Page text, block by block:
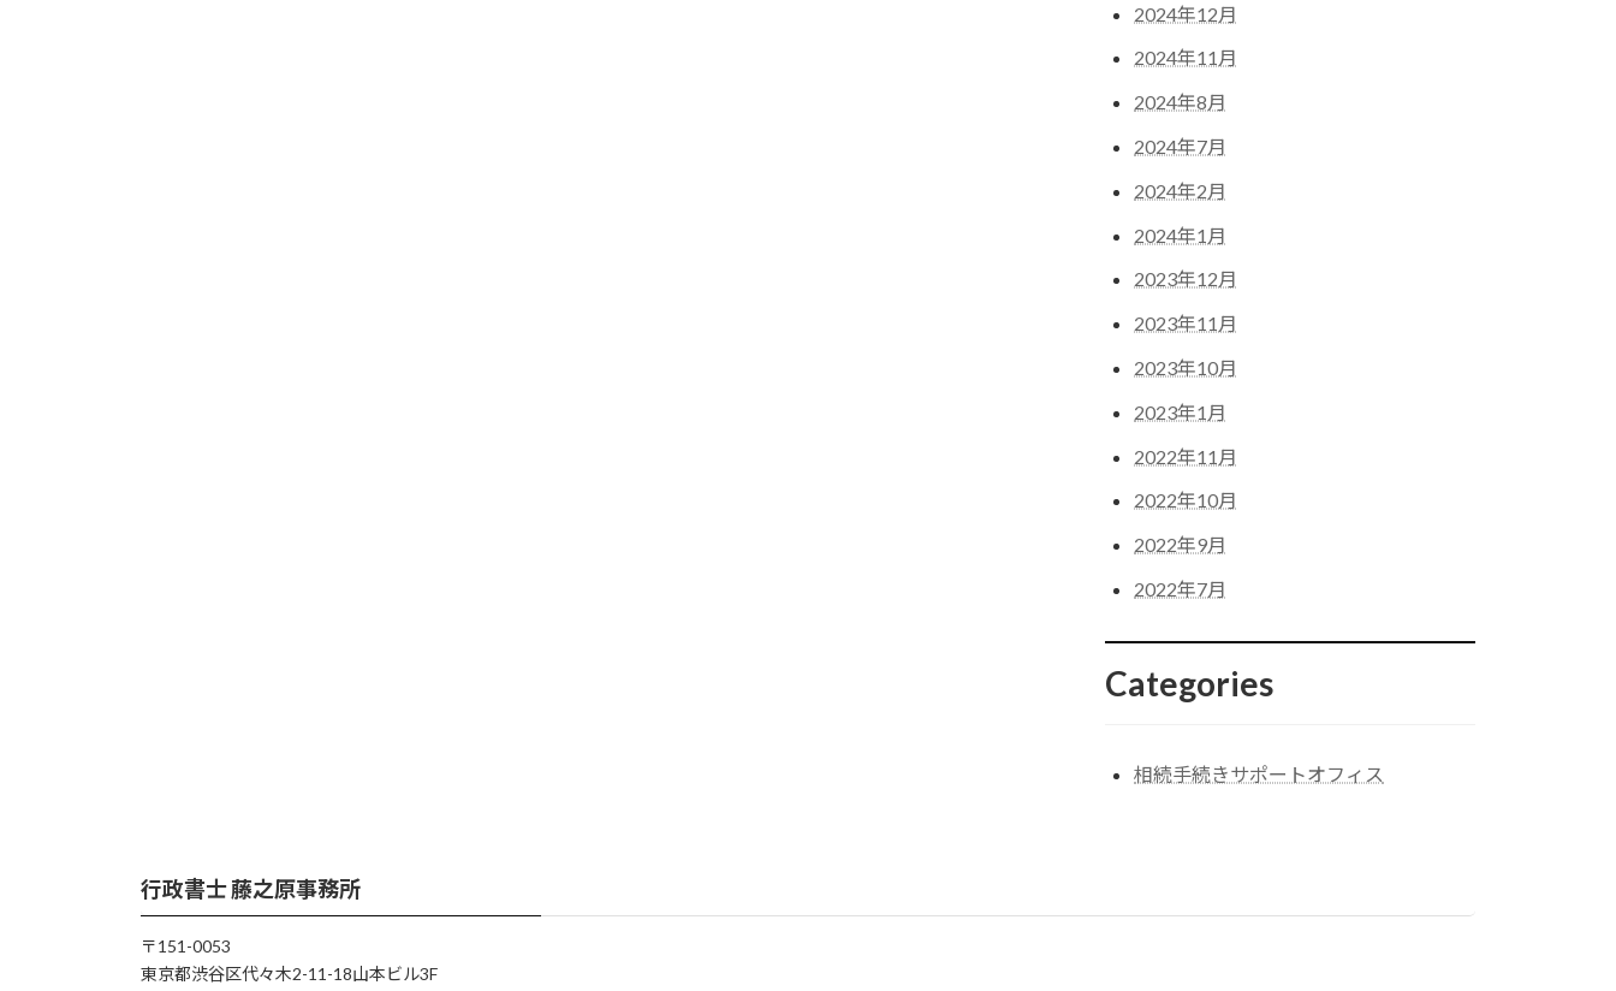
2024年12月
2024年11月
2024年8月
2024年7月
2024年2月
2024年1月
2023年12月
2023年11月
2023年10月
2023年1月
2022年11月
2022年10月
2022年9月
2022年7月
Categories
相続手続きサポートオフィス
行政書士 藤之原事務所
〒151-0053
東京都渋谷区代々木2-11-18山本ビル3F